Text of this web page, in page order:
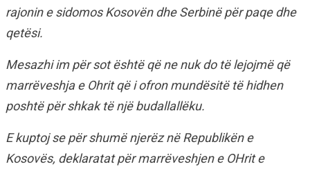
rajonin e sidomos Kosovën dhe Serbinë për paqe dhe
qetësi.
Mesazhi im për sot është që ne nuk do të lejojmë që
marrëveshja e Ohrit që i ofron mundësitë të hidhen
poshtë për shkak të një budallallëku.
E kuptoj se për shumë njerëz në Republikën e
Kosovës, deklaratat për marrëveshjen e OHrit e